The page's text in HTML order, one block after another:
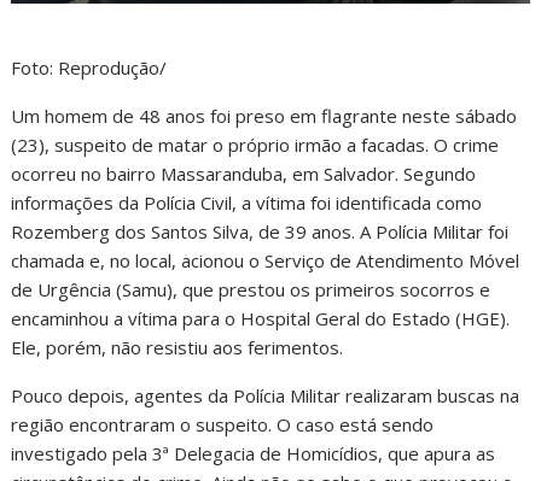
Foto: Reprodução/
Um homem de 48 anos foi preso em flagrante neste sábado
(23), suspeito de matar o próprio irmão a facadas. O crime
ocorreu no bairro Massaranduba, em Salvador. Segundo
informações da Polícia Civil, a vítima foi identificada como
Rozemberg dos Santos Silva, de 39 anos. A Polícia Militar foi
chamada e, no local, acionou o Serviço de Atendimento Móvel
de Urgência (Samu), que prestou os primeiros socorros e
encaminhou a vítima para o Hospital Geral do Estado (HGE).
Ele, porém, não resistiu aos ferimentos.
Pouco depois, agentes da Polícia Militar realizaram buscas na
região encontraram o suspeito. O caso está sendo
investigado pela 3ª Delegacia de Homicídios, que apura as